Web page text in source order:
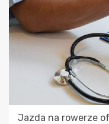
Jazda na rowerze